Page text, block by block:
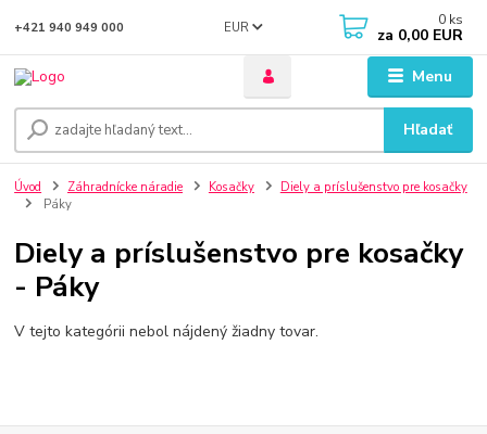
Menu
EUR
Hľadať
+421 940 949 000 0 ks
za 0,00 EUR
Úvod Záhradnícke náradie Kosačky
Diely a príslušenstvo pre kosačky
Páky
Diely a príslušenstvo pre kosačky
- Páky
V tejto kategórii nebol nájdený žiadny tovar.